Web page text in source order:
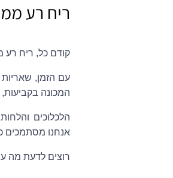
ריח רע
קודם כל, ריח רע
עם הזמן,
המכונה
הלכלוכים
אנחנו מסתמכים
רוצים לדעת מה